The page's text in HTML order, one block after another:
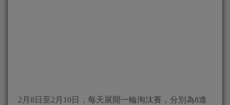
2月8日至2月10日，每天展開一輪淘汰賽，分別為8進